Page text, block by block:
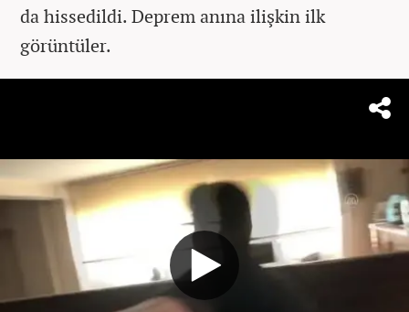
da hissedildi. Deprem anına ilişkin ilk
görüntüler.